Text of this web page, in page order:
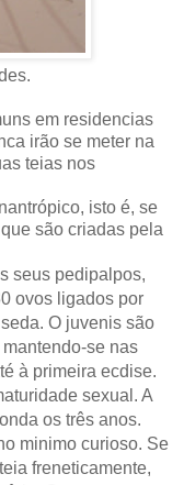
em residencias
irão se meter na
teias nos
isto é, se
são criadas pela
seus pedipalpos,
ovos ligados por
O juvenis são
se nas
à primeira ecdise.
sexual . A
os três anos.
minimo curioso. Se
freneticamente,